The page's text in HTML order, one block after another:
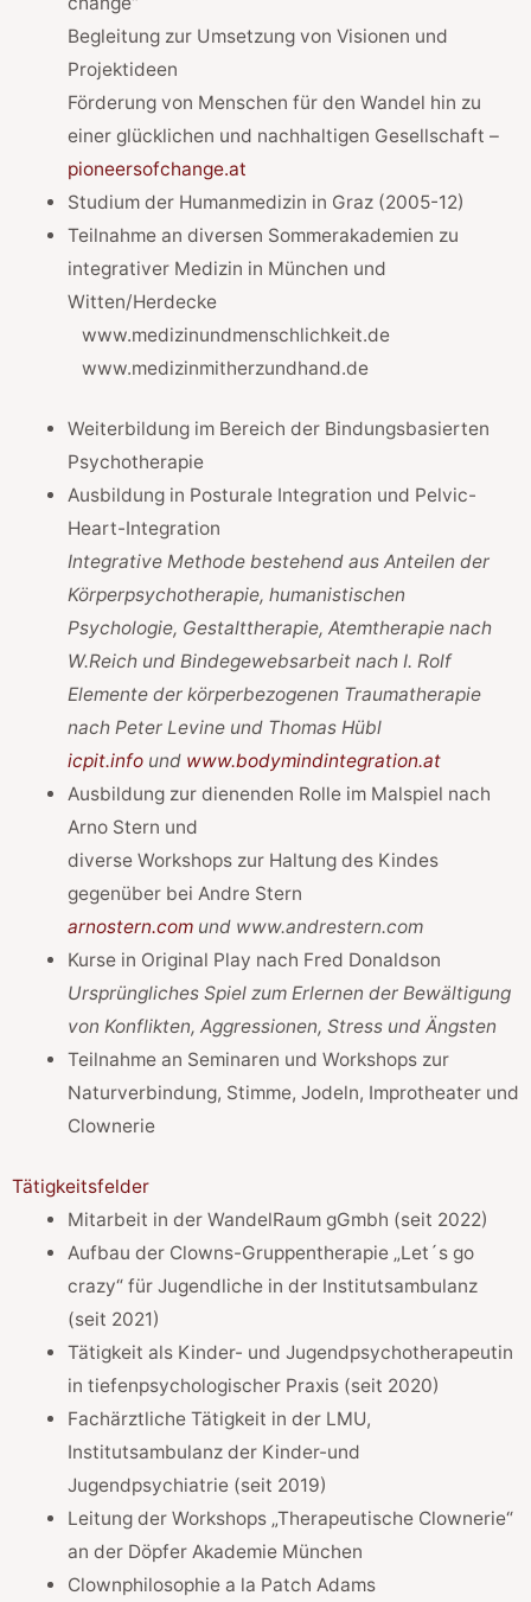
Begleitung zur Umsetzung von Visionen und
Projektideen
Förderung von Menschen für den Wandel hin zu
einer glücklichen und nachhaltigen Gesellschaft –
pioneersofchange.at
Studium der Humanmedizin in Graz (2005-12)
Teilnahme an diversen Sommerakademien zu
integrativer Medizin in München und
Witten/Herdecke
www.medizinundmenschlichkeit.de
www.medizinmitherzundhand.de
Weiterbildung im Bereich der Bindungsbasierten
Psychotherapie
Ausbildung in Posturale Integration und Pelvic-
Heart-Integration
Integrative Methode bestehend aus Anteilen der
Körperpsychotherapie, humanistischen
Psychologie, Gestalttherapie, Atemtherapie nach
W.Reich und Bindegewebsarbeit nach I. Rolf
Elemente der körperbezogenen Traumatherapie
nach Peter Levine und Thomas Hübl
icpit.infound www.bodymindintegration.at
Ausbildung zur dienenden Rolle im Malspiel nach
Arno Stern und
diverse Workshops zur Haltung des Kindes
gegenüber bei Andre Stern
arnostern.comund www.andrestern.com
Kurse in Original Play nach Fred Donaldson
Ursprüngliches Spiel zum Erlernen der Bewältigung
von Konflikten, Aggressionen, Stress und Ängsten
Teilnahme an Seminaren und Workshops zur
Naturverbindung, Stimme, Jodeln, Improtheater und
Clownerie
Tätigkeitsfelder
Mitarbeit in der WandelRaum gGmbh (seit 2022)
Aufbau der Clowns-Gruppentherapie „Let´s go
crazy“ für Jugendliche in der Institutsambulanz
(seit 2021)
Tätigkeit als Kinder- und Jugendpsychotherapeutin
in tiefenpsychologischer Praxis (seit 2020)
Fachärztliche Tätigkeit in der LMU,
Institutsambulanz der Kinder-und
Jugendpsychiatrie (seit 2019)
Leitung der Workshops „Therapeutische Clownerie“
an der Döpfer Akademie München
Clownphilosophie a la Patch Adams